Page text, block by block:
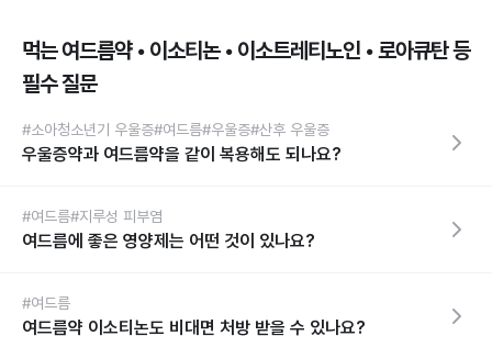
먹는 여드름약 • 이소티논 • 이소트레티노인 • 로아큐탄 등
필수 질문
#소아청소년기 우울증#여드름#우울증#산후 우울증
우울증약과 여드름약을 같이 복용해도 되나요?
#여드름#지루성 피부염
여드름에 좋은 영양제는 어떤 것이 있나요?
#여드름
여드름약 이소티논도 비대면 처방 받을 수 있나요?